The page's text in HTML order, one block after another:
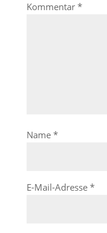
Kommentar *
Name *
E-Mail-Adresse *